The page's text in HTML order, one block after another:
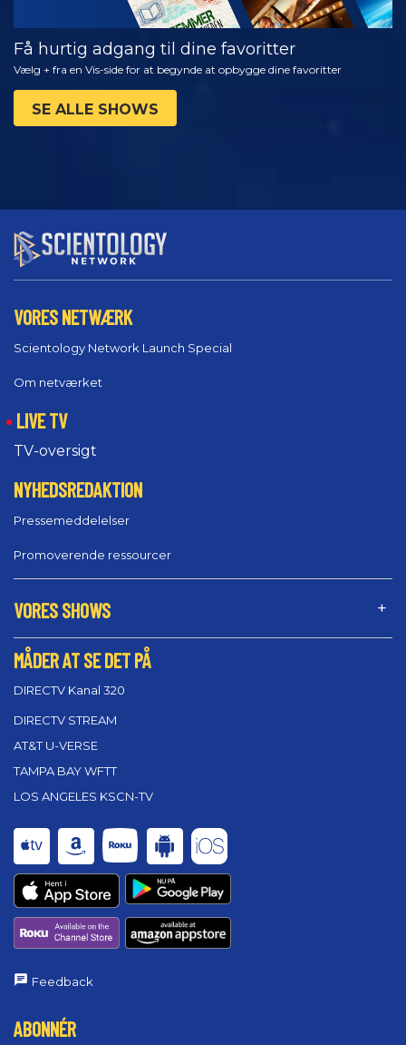
Få hurtig adgang til dine favoritter
Vælg + fra en Vis-side for at begynde at opbygge dine favoritter
SE ALLE SHOWS
VORES NETWÆRK
Scientology Network Launch Special
Om netværket
LIVE TV
TV-oversigt
NYHEDSREDAKTION
Pressemeddelelser
Promoverende ressourcer
VORES SHOWS
MÅDER AT SE DET PÅ
DIRECTV Kanal 320
DIRECTV STREAM
AT&T U-VERSE
TAMPA BAY WFTT
LOS ANGELES KSCN-TV
Feedback
ABONNÉR